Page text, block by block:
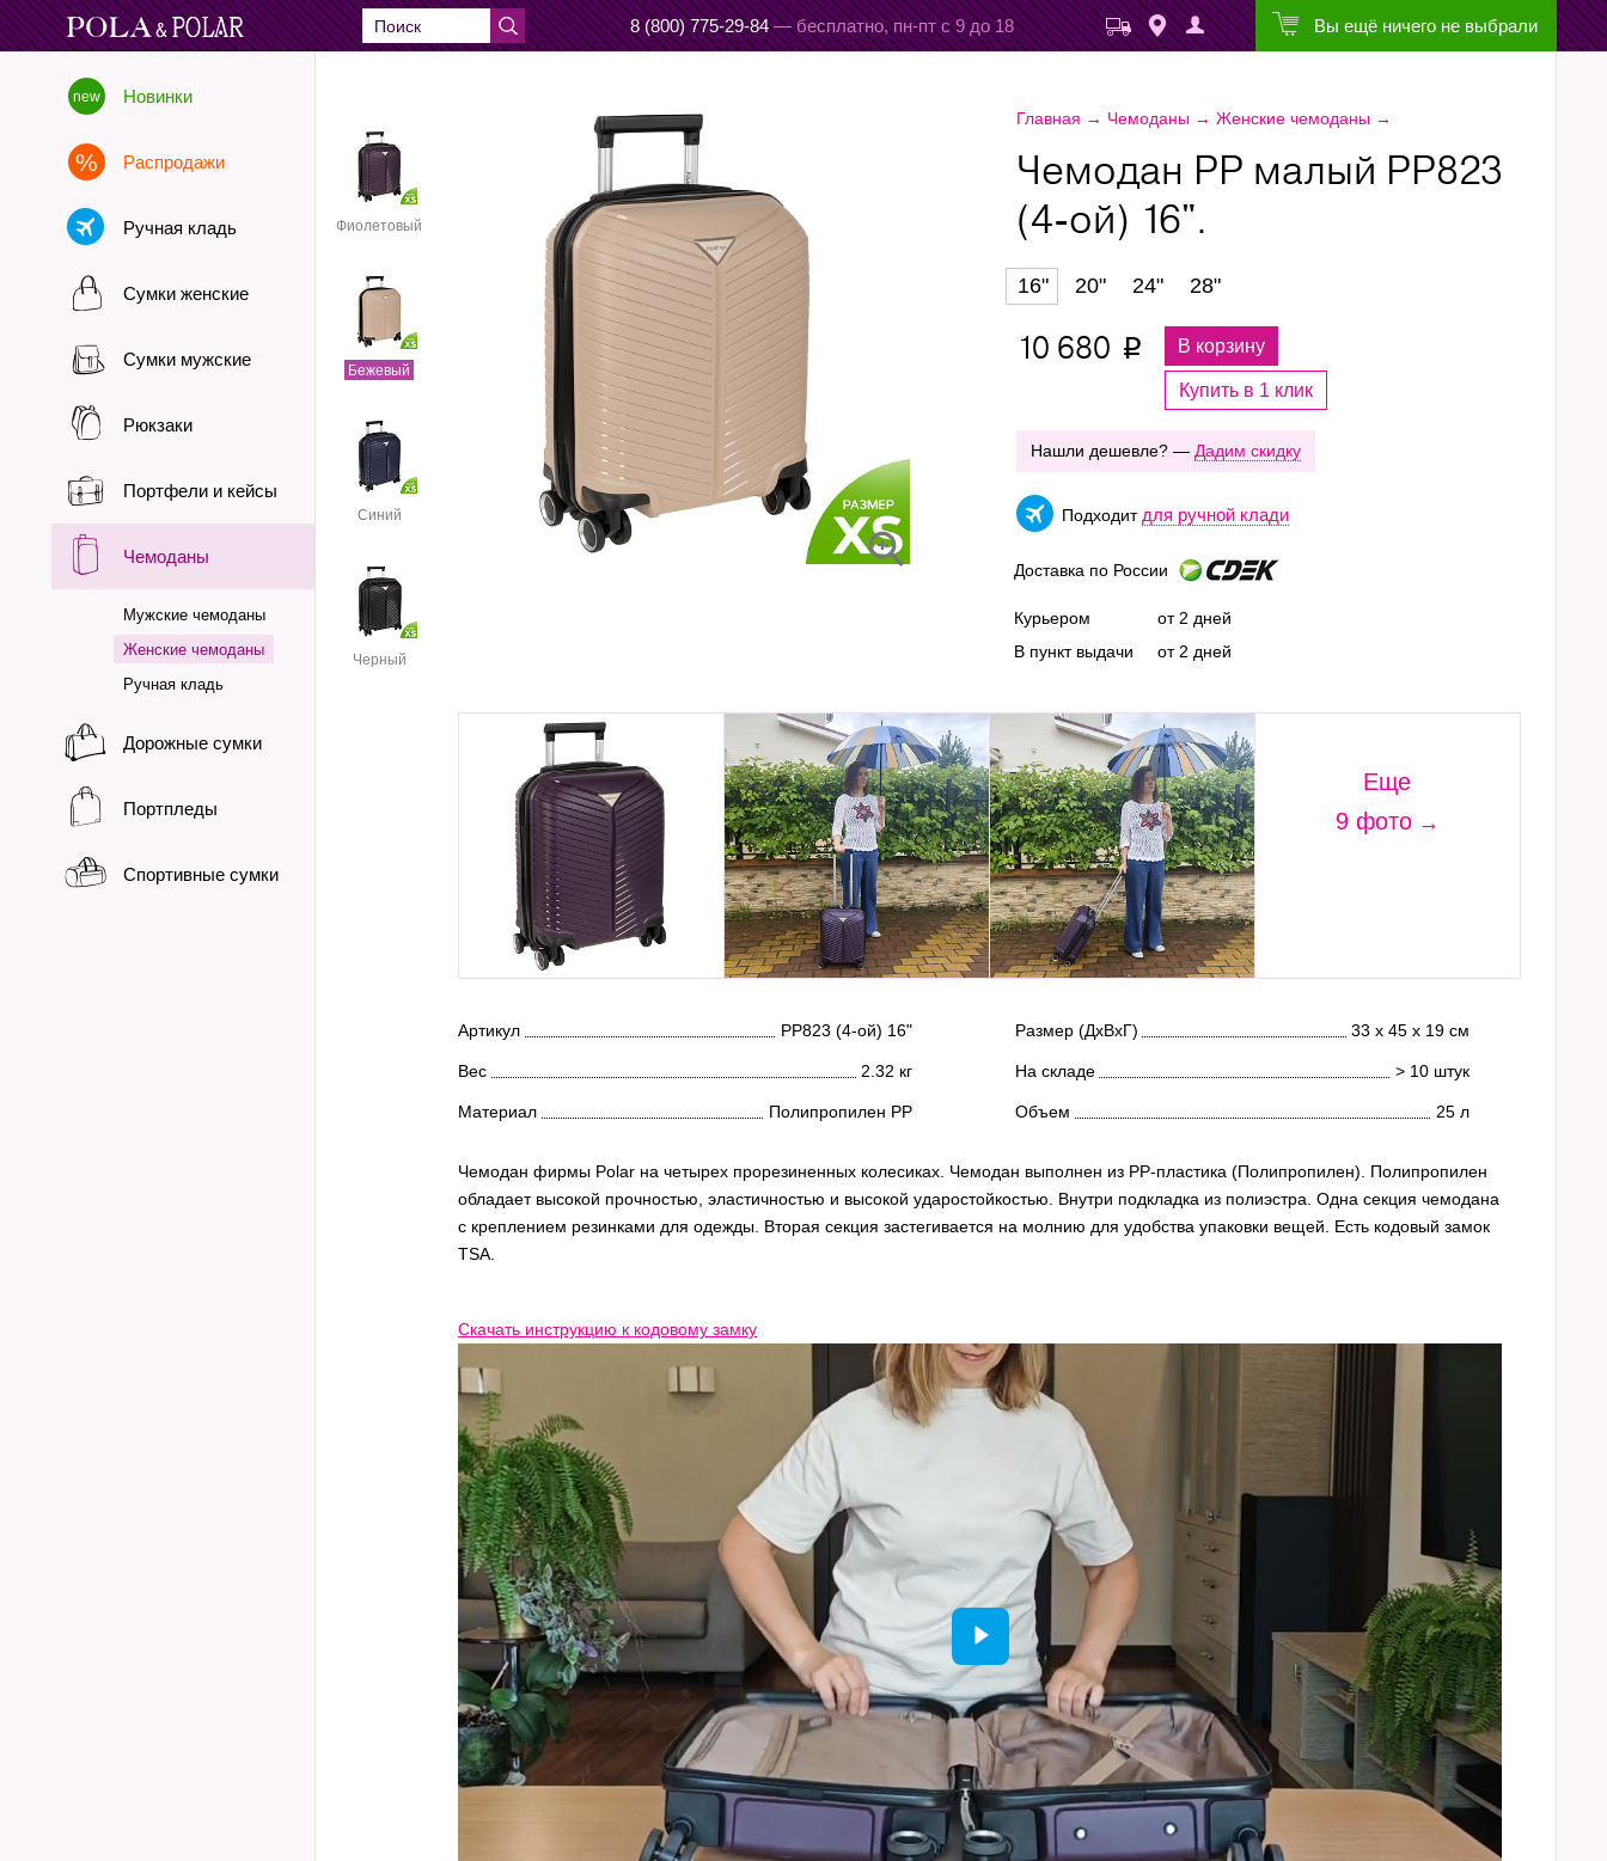
8 (800) 775-29-84 — бесплатно, пн-пт с 9 до 18 Вы ещё ничего не выбрали
Новинки
Распродажи
Ручная кладь
Сумки женские
Сумки мужские
Рюкзаки
Портфели и кейсы
Чемоданы
Мужские чемоданы
Женские чемоданы
Ручная кладь
Дорожные сумки
Портпледы
Спортивные сумки
Главная → Чемоданы→ Женские чемоданы→
Фиолетовый
Бежевый
Синий
Черный
Чемодан PP малый РР823
(4-ой) 16".
16" 20" 24" 28"
10 680 p В корзину
Купить в 1 клик
Нашли дешевле? — Дадим скидку
Подходит для ручной клади
Доставка по России
Курьером
В пункт выдачи
от 2 дней
от 2 дней
Еще
9 фото
Артикул РР823 (4-ой) 16" Размер (ДхВхГ) 33 х 45 х 19 см
Вес 2.32 кг На складе > 10 штук
Материал Полипропилен PP Объем 25 л
Чемодан фирмы Polar на четырех прорезиненных колесиках. Чемодан выполнен из PP-пластика (Полипропилен). Полипропилен
обладает высокой прочностью, эластичностью и высокой ударостойкостью. Внутри подкладка из полиэстра. Одна секция чемодана
с креплением резинками для одежды. Вторая секция застегивается на молнию для удобства упаковки вещей. Есть кодовый замок
TSA.
Скачать инструкцию к кодовому замку